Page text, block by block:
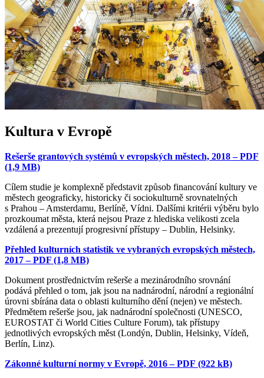
Kultura v Evropě
Rešerše grantových systémů v evropských městech, 2018 – PDF
(1,9 MB)
Cílem studie je komplexně představit způsob financování kultury ve
městech geograficky, historicky či sociokulturně srovnatelných
s Prahou – Amsterdamu, Berlíně, Vídni. Dalšími kritérii výběru bylo
prozkoumat města, která nejsou Praze z hlediska velikosti zcela
vzdálená a prezentují progresivní přístupy – Dublin, Helsinky.
Přehled kulturních statistik ve vybraných evropských městech,
2017 – PDF (1,8 MB)
Dokument prostřednictvím rešerše a mezinárodního srovnání
podává přehled o tom, jak jsou na nadnárodní, národní a regionální
úrovni sbírána data o oblasti kulturního dění (nejen) ve městech.
Předmětem rešerše jsou, jak nadnárodní společnosti (UNESCO,
EUROSTAT či World Cities Culture Forum), tak přístupy
jednotlivých evropských měst (Londýn, Dublin, Helsinky, Vídeň,
Berlín, Linz).
Zákonné kulturní normy v Evropě, 2016 – PDF (922 kB)